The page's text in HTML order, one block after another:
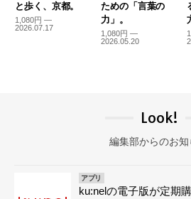
と歩く、京都。
1,080円 —
2026.07.17
ための「言葉の
力」。
1,080円 —
2026.05.20
Look!
編集部からのお知
アプリ
ku:nelの電子版が定期